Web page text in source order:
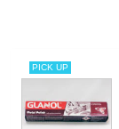
PICK UP